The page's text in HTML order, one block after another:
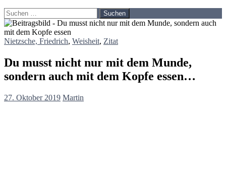
Suchen
nach:
Nietzsche, Friedrich, Weisheit, Zitat
Du musst nicht nur mit dem Munde,
sondern auch mit dem Kopfe essen…
27. Oktober 2019 Martin